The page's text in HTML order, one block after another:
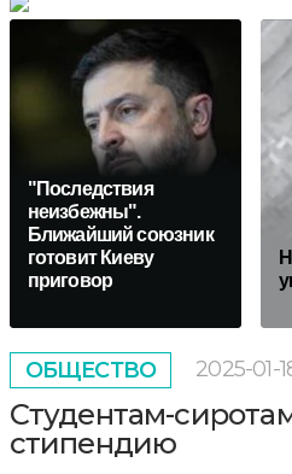
"Последствия
неизбежны".
Ближайший союзник
готовит Киеву
приговор
ОБЩЕСТВО 2025-01-
Студентам-
стипендию